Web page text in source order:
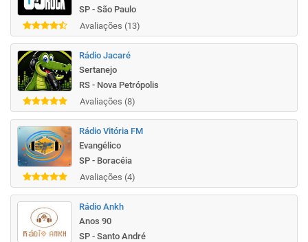
SP - São Paulo
Avaliações (13)
Rádio Jacaré
Sertanejo
RS - Nova Petrópolis
Avaliações (8)
Rádio Vitória FM
Evangélico
SP - Boracéia
Avaliações (4)
Rádio Ankh
Anos 90
SP - Santo André